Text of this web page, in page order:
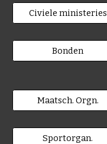
Civiele ministeries
Bonden
Maatsch. Orgn.
Sportorgan.